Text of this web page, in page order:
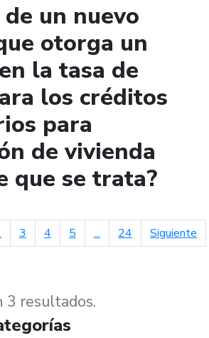
de un nuevo
otorga un
la tasa de
los créditos
para
de vivienda
que se trata?
3 4 5 ... 24 Siguiente
3 resultados.